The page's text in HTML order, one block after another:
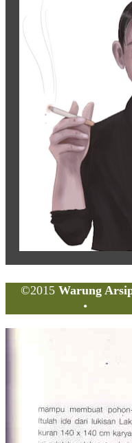
©2015 Warung
•